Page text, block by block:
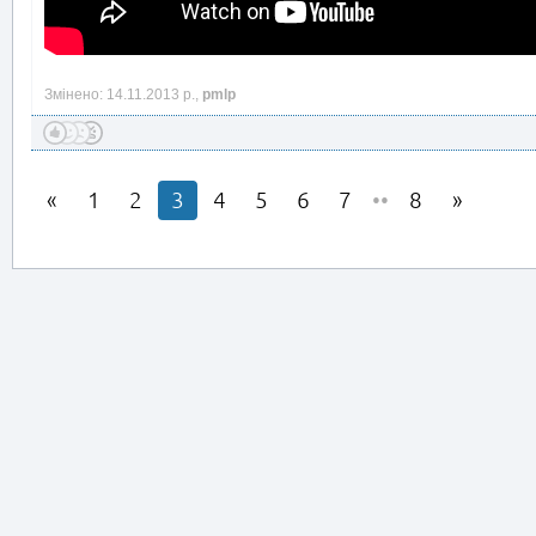
Змінено: 14.11.2013 р., pmlp
1 2 3 4 5 6 7 •• 8